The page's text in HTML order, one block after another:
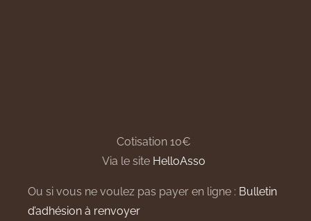
Cotisation 10€
Via le site HelloAsso
Ou si vous ne voulez pas payer en ligne : Bulletin
d’adhésion à renvoyer